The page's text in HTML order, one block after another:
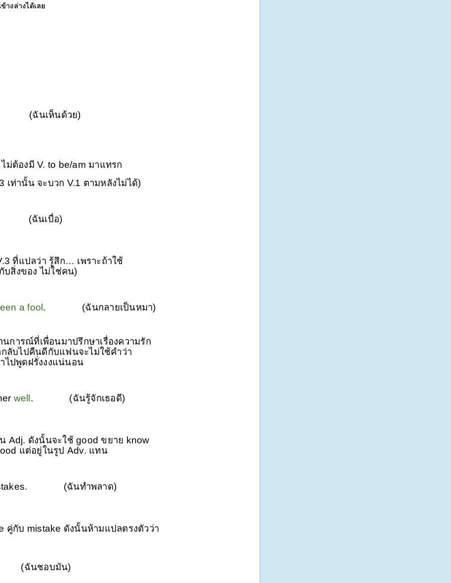
างล่างได้เลย
(ฉันเห็นด้วย)
ม่ต้องมี V. to be/am มาแทรก
เท่านั้น จะบวก V.1 ตามหลังไม่ได้)
(ฉันเบื่อ)
ที่แปลว่า รู้สึก… เพราะถ้าใช้
บสิ่งของ ไม่ใช่คน)
a fool . (ฉันกลายเป็นหมา)
การณ์ที่เพื่อนมาปรึกษาเรื่องความรัก
ลับไปคืนดีกับแฟนจะไม่ใช้คำว่า
ไปพูดฝรั่งงงแน่นอน
well . (ฉันรู้จักเธอดี)
Adj. ดังนั้นจะใช้ good ขยาย know
แต่อยู่ในรูป Adv. แทน
(ฉันทำพลาด)
คู่กับ mistake ดังนั้นห้ามแปลตรงตัวว่า
(ฉันชอบมัน)